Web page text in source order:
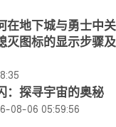
在地下城与勇士中
灭图标的显示步骤
：探寻宇宙的奥秘
08-06 05:59:56